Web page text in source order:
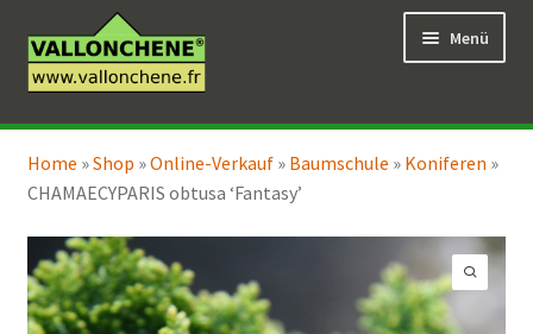
Navigation
springen
Inhalt
springen
Menü
Online-Verkauf
Coaching für den Garten
Home »Shop »Online-Verkauf» Baumschule » Koniferen »
CHAMAECYPARIS obtusa ‘Fantasy’